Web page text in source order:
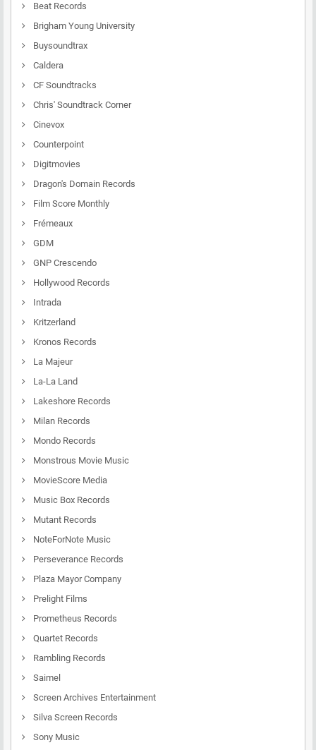
Beat Records
Brigham Young University
Buysoundtrax
Caldera
CF Soundtracks
Chris' Soundtrack Corner
Cinevox
Counterpoint
Digitmovies
Dragon's Domain Records
Film Score Monthly
Frémeaux
GDM
GNP Crescendo
Hollywood Records
Intrada
Kritzerland
Kronos Records
La Majeur
La-La Land
Lakeshore Records
Milan Records
Mondo Records
Monstrous Movie Music
MovieScore Media
Music Box Records
Mutant Records
NoteForNote Music
Perseverance Records
Plaza Mayor Company
Prelight Films
Prometheus Records
Quartet Records
Rambling Records
Saimel
Screen Archives Entertainment
Silva Screen Records
Sony Music